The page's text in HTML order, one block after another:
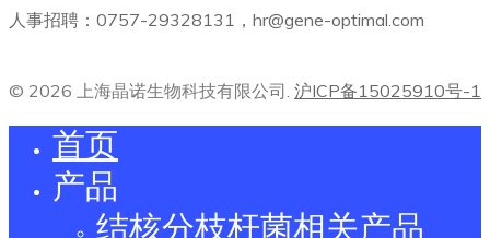
人事招聘：0757-29328131，hr@gene-optimal.com
© 2026 上海晶诺生物科技有限公司. 沪ICP备15025910号-1
首页
产品
结核分枝杆菌相关产品